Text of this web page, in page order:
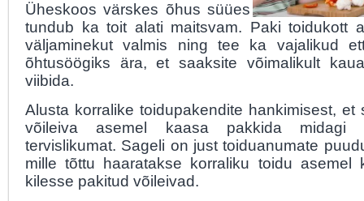
Üheskoos värskes õhus süües
tundub ka toit alati maitsvam. Paki toidukott
väljaminekut valmis ning tee ka vajalikud
õhtusöögiks ära, et saaksite võimalikult
viibida.
Alusta korralike toidupakendite hankimisest, et
võileiva asemel kaasa pakkida midagi
tervislikumat. Sageli on just toiduanumate
mille tõttu haaratakse korraliku toidu asemel
kilesse pakitud võileivad.